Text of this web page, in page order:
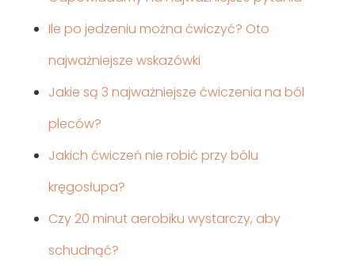
Ile po jedzeniu można ćwiczyć? Oto
najważniejsze wskazówki
Jakie są 3 najważniejsze ćwiczenia na ból
pleców?
Jakich ćwiczeń nie robić przy bólu
kręgosłupa?
Czy 20 minut aerobiku wystarczy, aby
schudnąć?